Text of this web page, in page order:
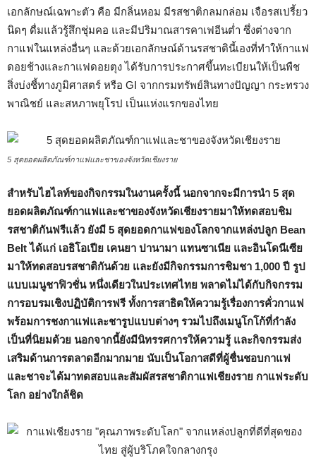
เอกลักษณ์เฉพาะตัว คือ มีกลิ่นหอม มีรสชาติกลมกล่อม เจือรสเปรี้ยว
นิดๆ ดื่มแล้วรู้สึกชุ่มคอ และมีปริมาณสารคาเฟอีนต่ำ ซึ่งต่างจาก
กาแฟในแหล่งอื่นๆ และด้วยเอกลักษณ์ด้านรสชาตินี้เองที่ทำให้กาแฟ
ดอยช้างและกาแฟดอยตุง ได้รับการประกาศขึ้นทะเบียนให้เป็นพืช
สิ่งบ่งชี้ทางภูมิศาสตร์ หรือ GI จากกรมทรัพย์สินทางปัญญา กระทรวง
พาณิชย์ และสหภาพยุโรป เป็นแห่งแรกของไทย
5 สุดยอดผลิตภัณฑ์กาแฟและชาของจังหวัดเชียงราย
สำหรับไฮไลท์ของกิจกรรมในงานครั้งนี้ นอกจากจะมีการนำ 5 สุด
ยอดผลิตภัณฑ์กาแฟและชาของจังหวัดเชียงรายมาให้ทดสอบชิม
รสชาติกันฟรีแล้ว ยังมี 5 สุดยอดกาแฟของโลกจากแหล่งปลูก Bean
Belt ได้แก่ เอธิโอเปีย เคนยา ปานามา แทนซาเนีย และอินโดนีเซีย
มาให้ทดสอบรสชาติกันด้วย และยังมีกิจกรรมการชิมชา 1,000 ปี รูป
แบบเมนูชาฟิวชั่น หนึ่งเดียวในประเทศไทย พลาดไม่ได้กับกิจกรรม
การอบรมเชิงปฏิบัติการฟรี ทั้งการสาธิตให้ความรู้เรื่องการคั่วกาแฟ
พร้อมการชงกาแฟและชารูปแบบต่างๆ รวมไปถึงเมนูโกโก้ที่กำลัง
เป็นที่นิยมด้วย นอกจากนี้ยังมีนิทรรศการให้ความรู้ และกิจกรรมส่ง
เสริมด้านการตลาดอีกมากมาย นับเป็นโอกาสดีที่ผู้ชื่นชอบกาแฟ
และชาจะได้มาทดสอบและสัมผัสรสชาติกาแฟเชียงราย กาแฟระดับ
โลก อย่างใกล้ชิด